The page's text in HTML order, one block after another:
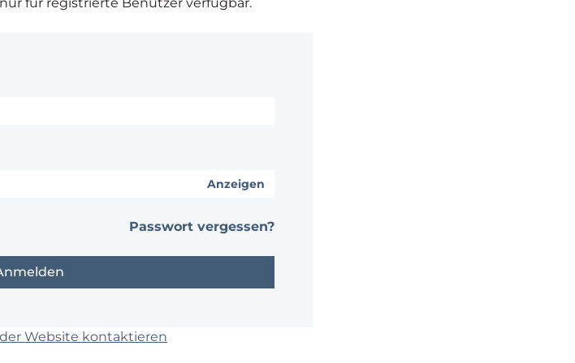
Anzeigen
Passwort vergessen?
Website kontaktieren